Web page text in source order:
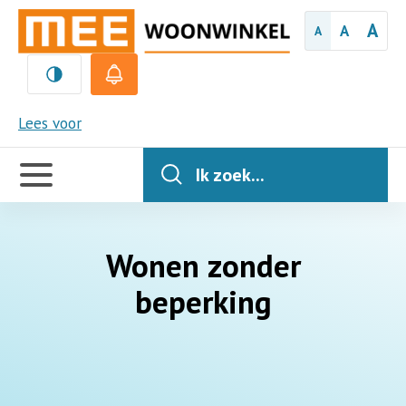
A A A
Lees voor
MEE
Handige
links
Ik zoek...
Wonen zonder
beperking